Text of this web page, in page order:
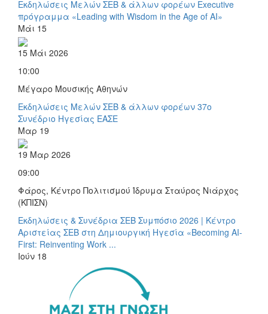
Εκδηλώσεις Μελών ΣΕΒ & άλλων φορέων Executive
πρόγραμμα «Leading with Wisdom in the Age of AI»
Μάι 15
15 Μάι 2026
10:00
Μέγαρο Μουσικής Αθηνών
Εκδηλώσεις Μελών ΣΕΒ & άλλων φορέων 37ο
Συνέδριο Ηγεσίας ΕΑΣΕ
Μαρ 19
19 Μαρ 2026
09:00
Φάρος, Κέντρο Πολιτισμού Ίδρυμα Σταύρος Νιάρχος
(ΚΠΙΣΝ)
Εκδηλώσεις & Συνέδρια ΣΕΒ Συμπόσιο 2026 | Κέντρο
Αριστείας ΣΕΒ στη Δημιουργική Ηγεσία «Becoming AI-
First: Reinventing Work ...
Ιούν 18